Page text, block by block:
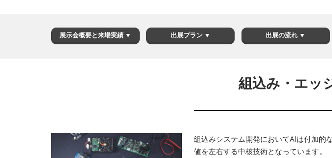
展示会概要と来場実績 ▼ 出展プラン ▼ 出展の流れ ▼
組込み・エッ
組込みシステム開発においてAIは付加的
値を左右する中核技術となっています。